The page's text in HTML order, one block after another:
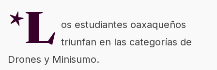
*L os estudiantes oaxaqueños
triunfan en las categorías de
Drones y Minisumo.